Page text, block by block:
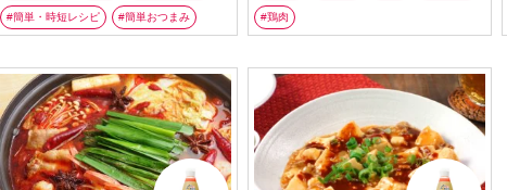
簡単・時短レシピ 簡単おつまみ 鶏肉